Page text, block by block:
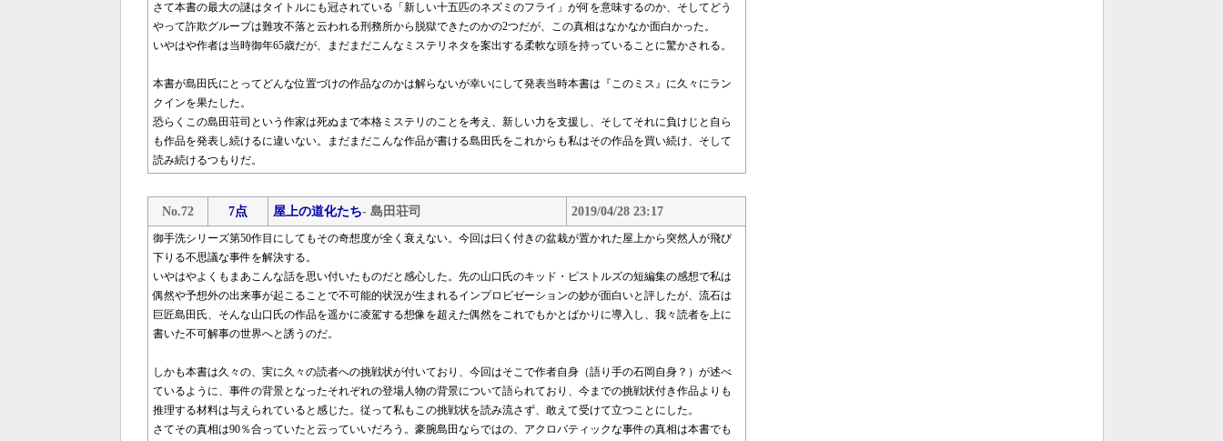
さて本書の最大の謎はタイトルにも冠されている「新しい十五匹のネズミのフライ」が何を意味するのか、そしてどう
やって詐欺グループは難攻不落と云われる刑務所から脱獄できたのかの2つだが、この真相はなかなか面白かった。
いやはや作者は当時御年65歳だが、まだまだこんなミステリネタを案出する柔軟な頭を持っていることに驚かされる。
本書が島田氏にとってどんな位置づけの作品なのかは解らないが幸いにして発表当時本書は『このミス』に久々にラン
クインを果たした。
恐らくこの島田荘司という作家は死ぬまで本格ミステリのことを考え、新しい力を支援し、そしてそれに負けじと自ら
も作品を発表し続けるに違いない。まだまだこんな作品が書ける島田氏をこれからも私はその作品を買い続け、そして
読み続けるつもりだ。
No.72 7点 屋上の道化たち- 島田荘司 2019/04/28 23:17
御手洗シリーズ第50作目にしてもその奇想度が全く衰えない。今回は曰く付きの盆栽が置かれた屋上から突然人が飛び
下りる不思議な事件を解決する。
いやはやよくもまあこんな話を思い付いたものだと感心した。先の山口氏のキッド・ピストルズの短編集の感想で私は
偶然や予想外の出来事が起こることで不可能的状況が生まれるインプロビゼーションの妙が面白いと評したが、流石は
巨匠島田氏、そんな山口氏の作品を遥かに凌駕する想像を超えた偶然をこれでもかとばかりに導入し、我々読者を上に
書いた不可解事の世界へと誘うのだ。
しかも本書は久々の、実に久々の読者への挑戦状が付いており、今回はそこで作者自身（語り手の石岡自身？）が述べ
ているように、事件の背景となったそれぞれの登場人物の背景について語られており、今までの挑戦状付き作品よりも
推理する材料は与えられていると感じた。従って私もこの挑戦状を読み流さず、敢えて受けて立つことにした。
さてその真相は90％合っていたと云っていいだろう。豪腕島田ならではの、アクロバティックな事件の真相は本書でも